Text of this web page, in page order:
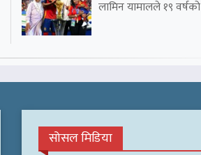
लामिन यामालले १९ वर्षको
सोसल मिडिया